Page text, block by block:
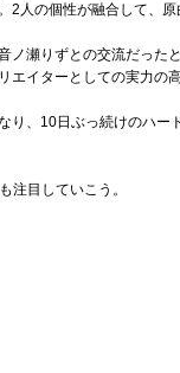
人の個性が融合して、
瀬りずとの交流だったと
イターとしての実力の
り、10日ぶっ続けのハ
注目していこう。